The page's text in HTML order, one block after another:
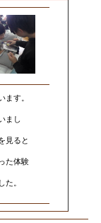
ます。
まし
見ると
た体験
た。